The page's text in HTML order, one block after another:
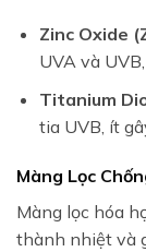
Zinc Oxide
UVA và
Titanium
tia UVB, ít
Màng Lọc
Màng lọc hóa
thành nhiệt và